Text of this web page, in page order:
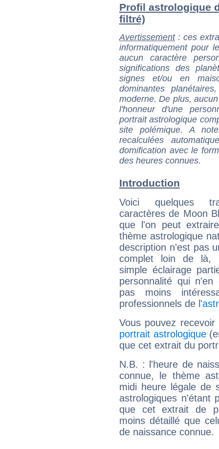
Profil astrologique
filtré)
Avertissement: ces
informatiquement pour
aucun caractère
significations des
signes et/ou en
dominantes
moderne. De plus,
l'honneur d'une
portrait astrologique
site polémique. A
recalculées
domification avec le
des heures connues.
Introduction
Voici quelques
caractères de Moon
que l'on peut
thème astrologique
description n'est pas
complet loin de là,
simple éclairage
personnalité qui n'en
pas moins
professionnels de l'
Vous pouvez
portrait astrologique
que cet extrait du
N.B. : l'heure de
connue, le thème
midi heure légale de
astrologiques n'étant
que cet extrait de
moins détaillé que
de naissance connue.